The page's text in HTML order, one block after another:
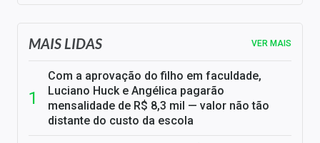
MAIS LIDAS VER MAIS
Com a aprovação do filho em faculdade,
Luciano Huck e Angélica pagarão
mensalidade de R$ 8,3 mil — valor não tão
distante do custo da escola